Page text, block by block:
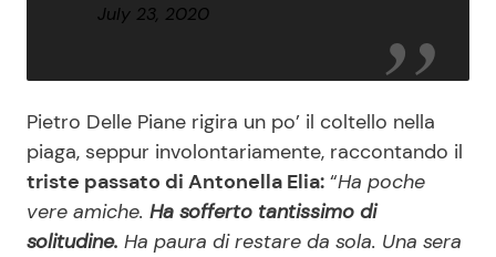
July 23, 2020
Pietro Delle Piane rigira un po’ il coltello nella
piaga, seppur involontariamente, raccontando il
triste passato di Antonella Elia: “Ha poche
vere amiche. Ha sofferto tantissimo di
solitudine. Ha paura di restare da sola. Una sera